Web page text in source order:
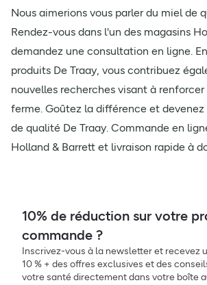
Nous aimerions vous parler du miel de
Rendez-vous dans l'un des magasins
demandez une consultation en ligne.
produits De Traay, vous contribuez
nouvelles recherches visant à
ferme. Goûtez la différence et
de qualité De Traay. Commande en
Holland & Barrett et livraison rapide à
10% de réduction sur votre
commande ?
Inscrivez-vous à la newsletter et recevez
10 % + des offres exclusives et des
votre santé directement dans votre boîte